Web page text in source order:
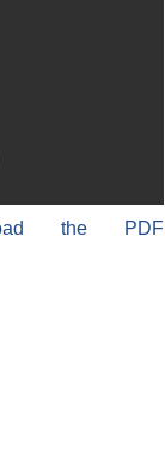
the PDF